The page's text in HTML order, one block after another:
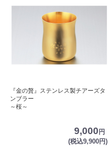
『金の贅』ステンレス製チアーズタ
ンブラー
～桜～
9,000 円
(税込9,900円)